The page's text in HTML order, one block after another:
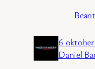
6
Daniel